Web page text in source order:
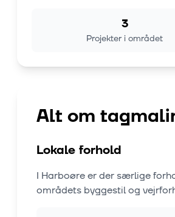
3
Projekter i området
Alt om
Lokale forhold
I Harboøreer der særlige
områdets byggestil og